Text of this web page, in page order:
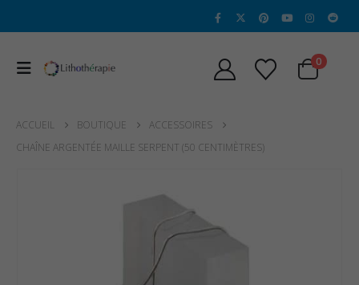
0
ACCUEIL BOUTIQUE
ACCESSOIRES
CHAÎNE ARGENTÉE MAILLE SERPENT (50 CENTIMÈTRES)